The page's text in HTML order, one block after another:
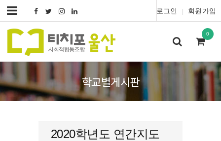
로그인 회원가입
0
학교별게시판
2020학년도 연간지도